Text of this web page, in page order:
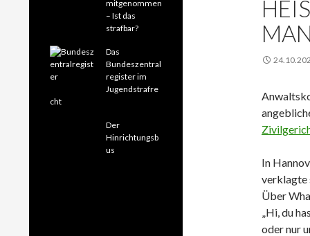
In
verklagte
Über
„Hi, du
oder nur
mitgenommen
– Ist das
strafbar?
Das
Bundeszentral
register im
Jugendstrafre
cht
Der
Hinrichtungsb
us